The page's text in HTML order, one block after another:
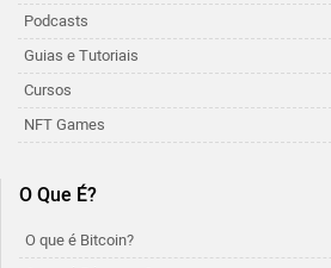
Podcasts
Guias e Tutoriais
Cursos
NFT Games
O Que É?
O que é Bitcoin?